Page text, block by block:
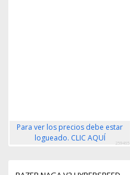
Para ver los precios debe estar
logueado. CLIC AQUÍ
259465